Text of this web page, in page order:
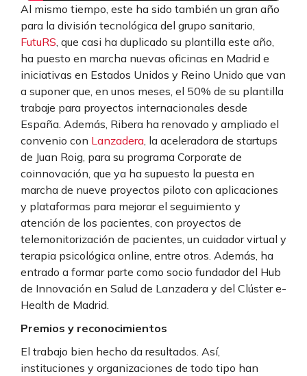
Al mismo tiempo, este ha sido también un gran año
para la división tecnológica del grupo sanitario,
FutuRS, que casi ha duplicado su plantilla este año,
ha puesto en marcha nuevas oficinas en Madrid e
iniciativas en Estados Unidos y Reino Unido que van
a suponer que, en unos meses, el 50% de su plantilla
trabaje para proyectos internacionales desde
España. Además, Ribera ha renovado y ampliado el
convenio con Lanzadera, la aceleradora de startups
de Juan Roig, para su programa Corporate de
coinnovación, que ya ha supuesto la puesta en
marcha de nueve proyectos piloto con aplicaciones
y plataformas para mejorar el seguimiento y
atención de los pacientes, con proyectos de
telemonitorización de pacientes, un cuidador virtual y
terapia psicológica online, entre otros. Además, ha
entrado a formar parte como socio fundador del Hub
de Innovación en Salud de Lanzadera y del Clúster e-
Health de Madrid.
Premios y reconocimientos
El trabajo bien hecho da resultados. Así,
instituciones y organizaciones de todo tipo han